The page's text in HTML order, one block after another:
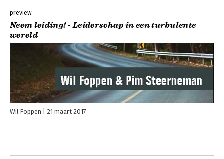
preview
Neem leiding! - Leiderschap in een turbulente
wereld
Wil Foppen 21 maart 2017